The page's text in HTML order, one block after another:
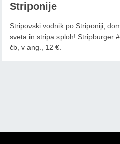
Striponije
Stripovski vodnik po Striponiji,
sveta in stripa sploh! Stripburger
čb, v ang., 12 €.